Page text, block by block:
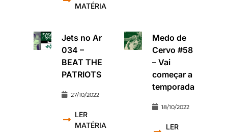
MATÉRIA
Jets no Ar
034 –
BEAT THE
PATRIOTS
27/10/2022
LER
MATÉRIA
Medo de
Cervo #58
– Vai
começar a
temporada
18/10/2022
LER